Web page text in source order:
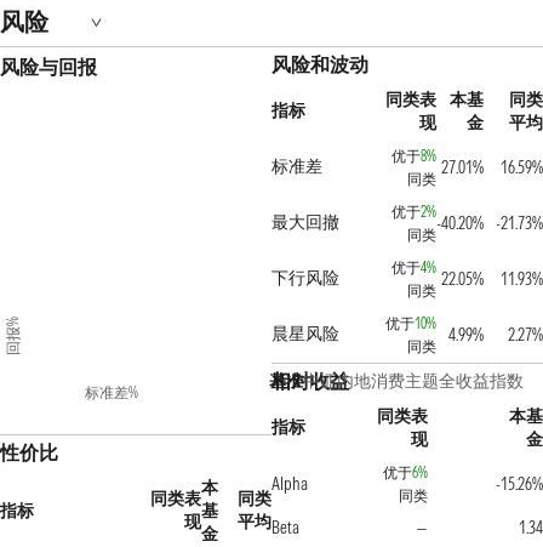
风险
风险与回报
标准差%
回报%
性价比
指标
同类表
现
本
基
金
同类
平均
风险和波动
指标
同类表
现
本基
金
同类
平均
标准差
优于8%
同类
27.01% 16.59%
最大回撤 优于2%
同类
-40.20% -21.73%
下行风险 优于4%
同类
22.05% 11.93%
晨星风险 优于10%
同类
4.99% 2.27%
相对收益
基准中证内地消费主题全收益指数
指标
同类表
现
本基
金
Alpha
优于6%
同类
-15.26%
Beta
—
1.34